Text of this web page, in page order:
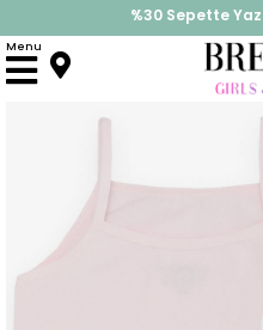
%30 Sepette
İndirimlere ek %10
Menu
Anasayfa Pijama & İç Giyim KIZ